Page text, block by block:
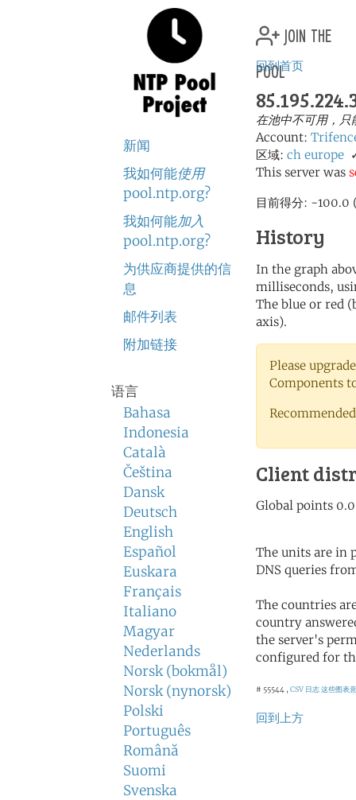
新闻
我如何能使用
pool.ntp.org?
我如何能加入
pool.ntp.org?
为供应商提供的信
息
邮件列表
附加链接
语言
Bahasa
Indonesia
Català
Čeština
Dansk
Deutsch
English
Español
Euskara
Français
Italiano
Magyar
Nederlands
Norsk (bokmål)
Norsk (nynorsk)
Polski
Português
Română
Suomi
Svenska
join the
pool
回到首页
在池中不可用，只
Account:
区域: ch europe
This server was
目前得分: -100.0
History
In the graph
milliseconds,
The blue or red
axis).
Please
Components
Client
The units are in
DNS queries
The countries
country
the server's
configured for
# 55544 , CSV 日志这些图表
回到上方